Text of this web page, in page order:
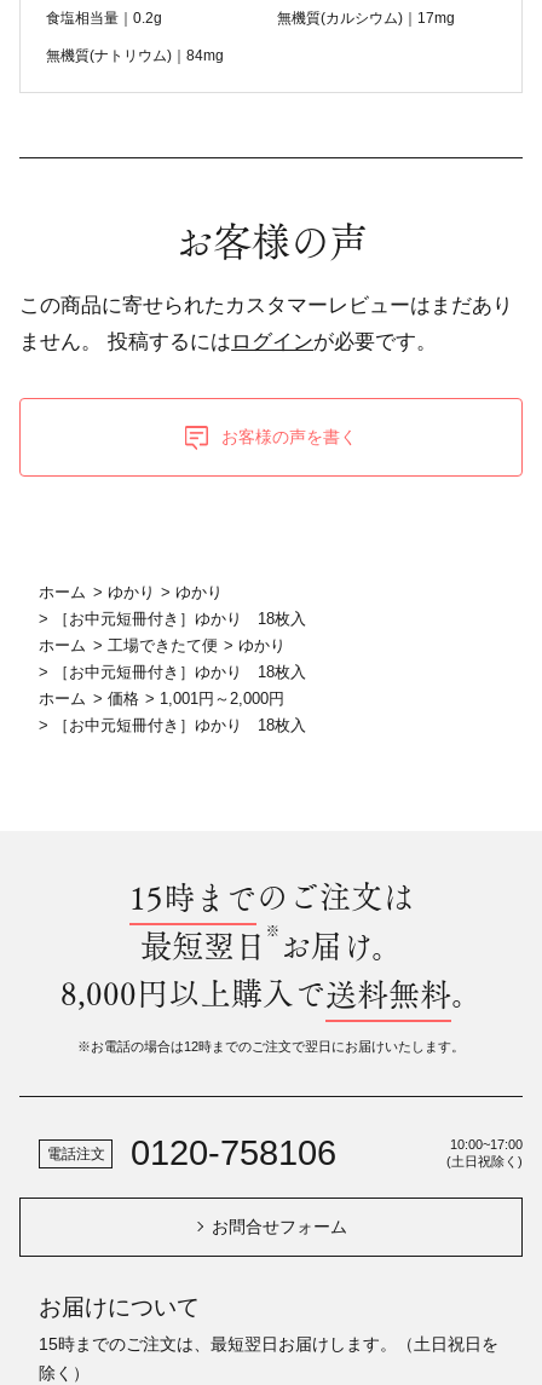
食塩相当量｜0.2g 無機質(カルシウム)｜17mg
無機質(ナトリウム)｜84mg
お客様の声
この商品に寄せられたカスタマーレビューはまだあり
ません。
投稿するには ログインが必要です。
お客様の声を書く
ホーム > ゆかり >ゆかり
>
［お中元短冊付き］ゆかり 18枚入
ホーム > 工場できたて便 >ゆかり
>
［お中元短冊付き］ゆかり 18枚入
ホーム > 価格 > 1,001円～2,000円
>
［お中元短冊付き］ゆかり 18枚入
15時までのご注文は
最短翌日 ※ お届け。
8,000円以上購入で送料無料。
※お電話の場合は12時までのご注文で翌日にお届けいたします。
電話注文 0120-758106
10:00~17:00
(土日祝除く)
お問合せフォーム
お届けについて
15時までのご注文は、最短翌日お届けします。（土日祝日を
除く）